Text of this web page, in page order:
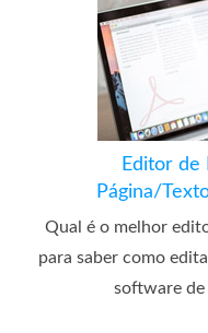
Editor de
Página/
Qual é o melhor
para saber como
software de